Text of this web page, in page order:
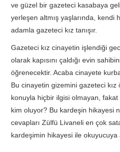
ve güzel bir gazeteci kasabaya
yerleşen altmış yaşlarında, kendi
adamla gazeteci kız tanışır.
Gazeteci kız cinayetin işlendiği
olarak kapısını çaldığı evin
öğrenecektir. Acaba cinayete
Bu cinayetin gizemini gazeteci kız
konuyla hiçbir ilgisi olmayan,
kim oluyor? Bu kardeşin hikayesi
cevapları Zülfü Livaneli en çok
kardeşimin hikayesi ile okuyucuya